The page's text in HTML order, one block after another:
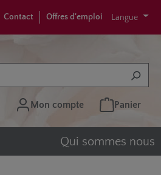
Contact Offres d'emploi Langue
Mon compte Panier
Qui sommes nous